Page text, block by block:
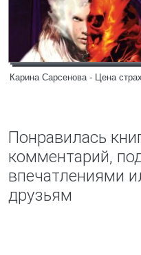
Карина Сарсенова - Цена
Понравилась
комментарий,
впечатлениями
друзьям